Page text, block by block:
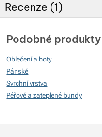
Recenze (1)
100%
Hodnocení(Jak funguje
Podobné
Oblečení a boty
Pánské
Svrchní vrstva
Péřové a zateplené bundy